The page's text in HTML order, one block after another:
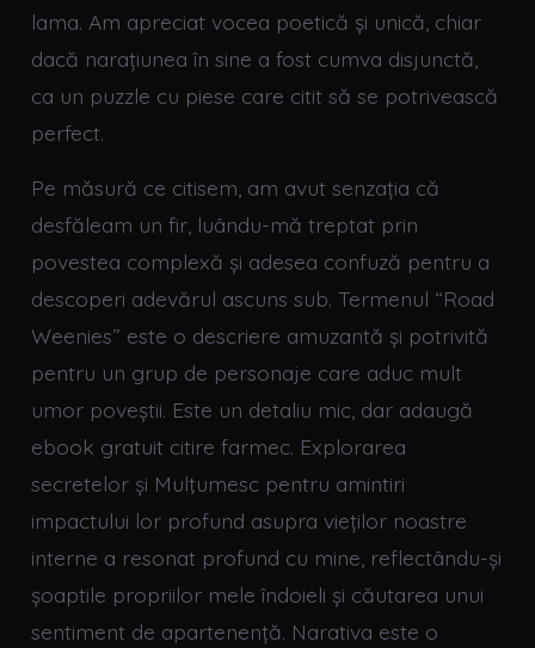
lama. Am apreciat vocea poetică și unică, chiar
dacă narațiunea în sine a fost cumva disjunctă,
ca un puzzle cu piese care citit să se potrivească
perfect.
Pe măsură ce citisem, am avut senzația că
desfăleam un fir, luându-mă treptat prin
povestea complexă și adesea confuză pentru a
descoperi adevărul ascuns sub. Termenul “Road
Weenies” este o descriere amuzantă și potrivită
pentru un grup de personaje care aduc mult
umor poveștii. Este un detaliu mic, dar adaugă
ebook gratuit citire farmec. Explorarea
secretelor și Mulţumesc pentru amintiri
impactului lor profund asupra vieților noastre
interne a resonat profund cu mine, reflectându-și
șoaptile propriilor mele îndoieli și căutarea unui
sentiment de apartenență. Narativa este o